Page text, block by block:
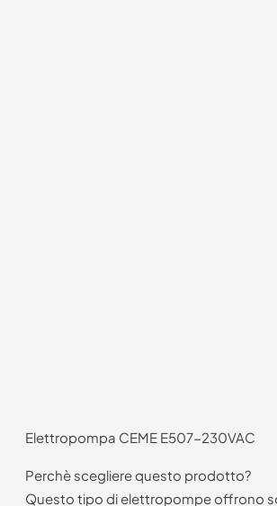
Elettropompa CEME E507-230VAC
Perchè scegliere questo prodotto?
Questo tipo di elettropompe offrono